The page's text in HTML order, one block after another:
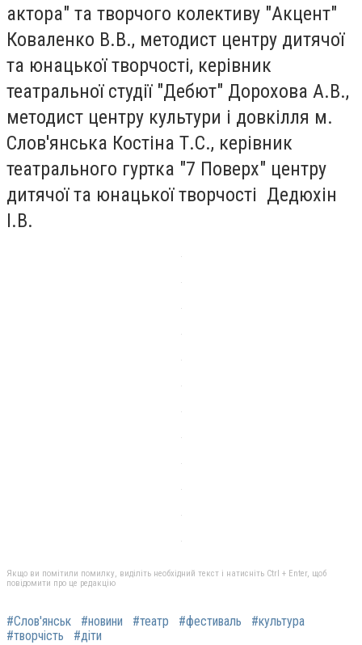
актора" та творчого колективу "Акцент"
Коваленко В.В., методист центру дитячої
та юнацької творчості, керівник
театральної студії "Дебют" Дорохова А.В.,
методист центру культури і довкілля м.
Слов'янська Костіна Т.С., керівник
театрального гуртка "7 Поверх" центру
дитячої та юнацької творчості Дедюхін
І.В.
Якщо ви помітили помилку, виділіть необхідний текст і натисніть Ctrl + Enter, щоб
повідомити про це редакцію
#Слов'янськ #новини #театр #фестиваль
#культура
#творчість
#діти